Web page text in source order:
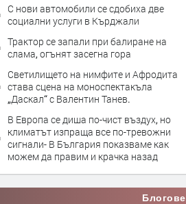
С нови автомобили се сдобиха две
социални услуги в Кърджали
Трактор се запали при балиране на
слама, огънят засегна гора
Светилището на нимфите и Афродита
става сцена на моноспектакъла
„Даскал“ с Валентин Танев.
В Европа се диша по-чист въздух, но
климатът изпраща все по-тревожни
сигнали- В България показваме как
можем да правим и крачка назад
Блогове